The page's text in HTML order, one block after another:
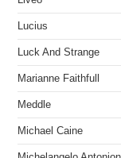
Lucius
Luck And Strange
Marianne Faithfull
Meddle
Michael Caine